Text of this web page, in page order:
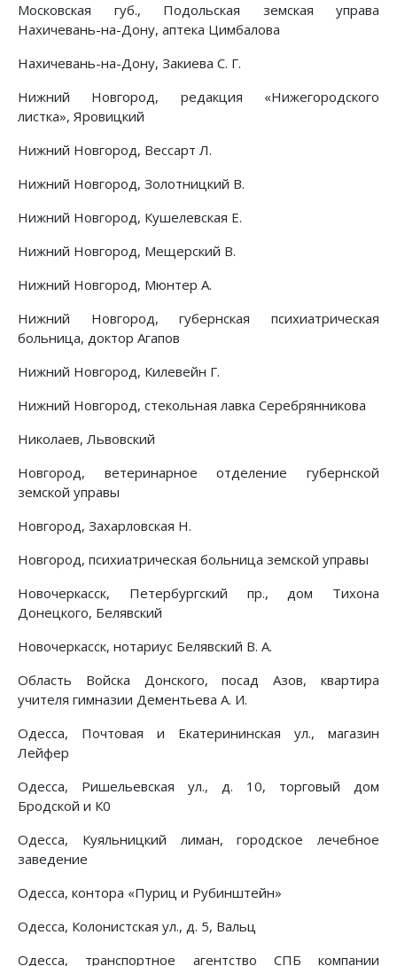
Московская губ., Подольская земская управа
Нахичевань-на-Дону, аптека Цимбалова
Нахичевань-на-Дону, Закиева С. Г.
Нижний Новгород, редакция «Нижегородского
листка», Яровицкий
Нижний Новгород, Вессарт Л.
Нижний Новгород, Золотницкий В.
Нижний Новгород, Кушелевская Е.
Нижний Новгород, Мещерский В.
Нижний Новгород, Мюнтер А.
Нижний Новгород, губернская психиатрическая
больница, доктор Агапов
Нижний Новгород, Килевейн Г.
Нижний Новгород, стекольная лавка Серебрянникова
Николаев, Львовский
Новгород, ветеринарное отделение губернской
земской управы
Новгород, Захарловская Н.
Новгород, психиатрическая больница земской управы
Новочеркасск, Петербургский пр., дом Тихона
Донецкого, Белявский
Новочеркасск, нотариус Белявский В. А.
Область Войска Донского, посад Азов, квартира
учителя гимназии Дементьева А. И.
Одесса, Почтовая и Екатерининская ул., магазин
Лейфер
Одесса, Ришельевская ул., д. 10, торговый дом
Бродской и К0
Одесса, Куяльницкий лиман, городское лечебное
заведение
Одесса, контора «Пуриц и Рубинштейн»
Одесса, Колонистская ул., д. 5, Вальц
Одесса, транспортное агентство СПБ компании